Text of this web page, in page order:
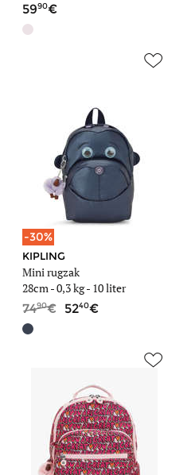
5990
-30%
KIPLING
Mini rugzak
28cm -0,3 kg- 10 liter
7490 5240